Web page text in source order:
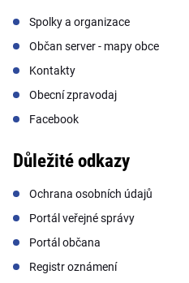
Spolky a organizace
Občan server - mapy obce
Kontakty
Obecní zpravodaj
Facebook
Důležité odkazy
Ochrana osobních údajů
Portál veřejné správy
Portál občana
Registr oznámení